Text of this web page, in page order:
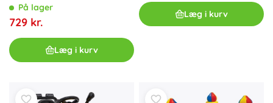
På lager
729 kr.
Læg i kurv
Læg i kurv